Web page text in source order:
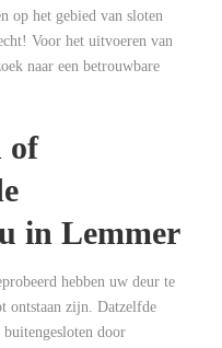
op het gebied van sloten
Voor het uitvoeren van
naar een betrouwbare
of
in Lemmer
hebben uw deur te
ontstaan zijn. Datzelfde
door